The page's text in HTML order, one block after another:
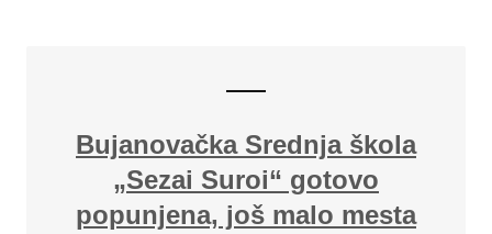
Bujanovačka Srednja škola
„Sezai Suroi“ gotovo
popunjena, još malo mesta